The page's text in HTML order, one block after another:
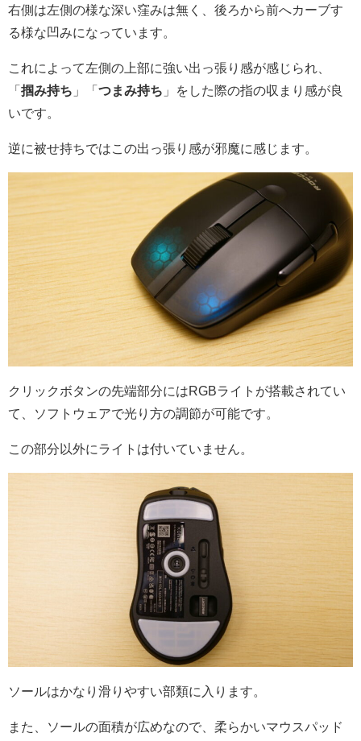
右側は左側の様な深い窪みは無く、後ろから前へカーブす
る様な凹みになっています。
これによって左側の上部に強い出っ張り感が感じられ、
「 掴み持ち 」「 つまみ持ち 」をした際の指の収まり感が良
いです。
逆に被せ持ちではこの出っ張り感が邪魔に感じます。
クリックボタンの先端部分にはRGBライトが搭載されてい
て、ソフトウェアで光り方の調節が可能です。
この部分以外にライトは付いていません。
ソールはかなり滑りやすい部類に入ります。
また、ソールの面積が広めなので、柔らかいマウスパッド